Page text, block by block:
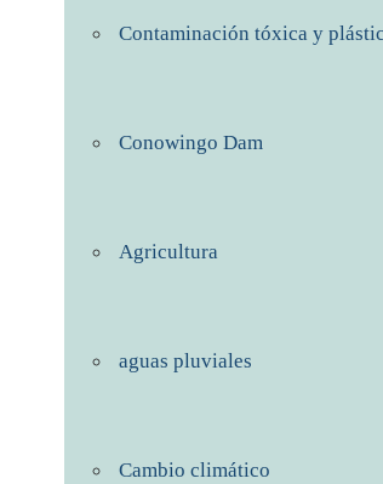
Contaminación tóxica y
Conowingo Dam
Agricultura
aguas pluviales
Cambio climático